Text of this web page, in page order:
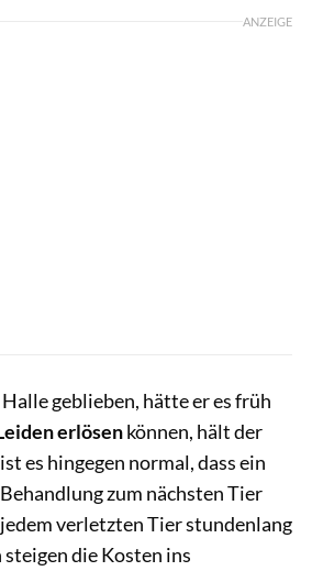
ANZEIGE
geblieben, hätte er es früh
erlösenkönnen, hält der
es hingegen normal, dass ein
zum nächsten Tier
verletzten Tier stundenlang
die Kosten ins